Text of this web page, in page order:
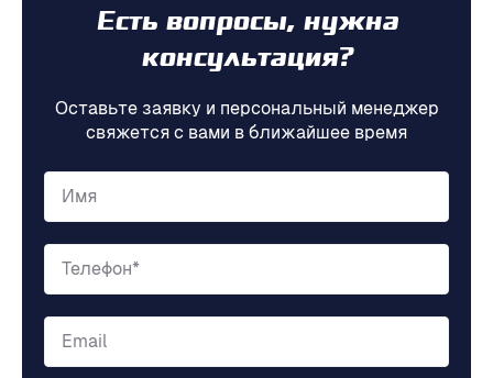
Есть вопросы, нужна
консультация?
Оставьте заявку и персональный менеджер
свяжется с вами в ближайшее время
Имя
Телефон*
Email